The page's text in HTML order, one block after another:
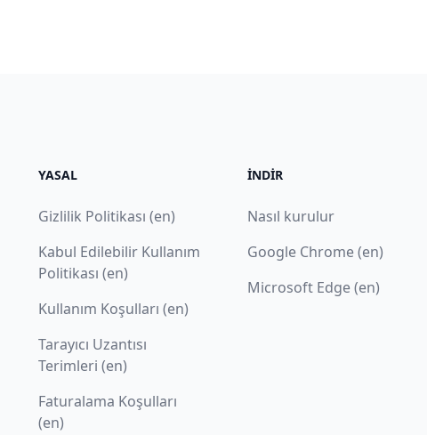
YASAL
Gizlilik Politikası (en)
Kabul Edilebilir Kullanım
Politikası (en)
Kullanım Koşulları (en)
Tarayıcı Uzantısı
Terimleri (en)
Faturalama Koşulları
(en)
İNDIR
Nasıl kurulur
Google Chrome (en)
Microsoft Edge (en)